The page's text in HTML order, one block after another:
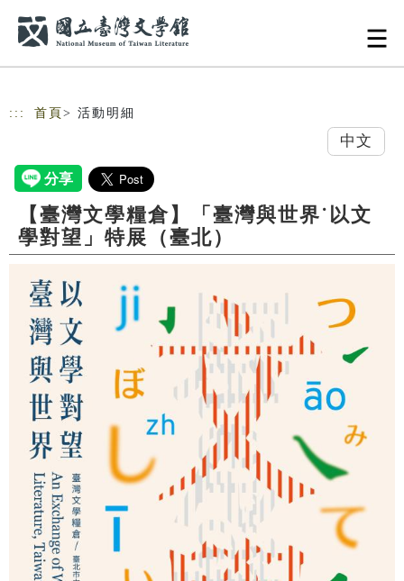
::: 首頁 > 活動明細
中文
【臺灣文學糧倉】「臺灣與世界˙以文
學對望」特展（臺北）